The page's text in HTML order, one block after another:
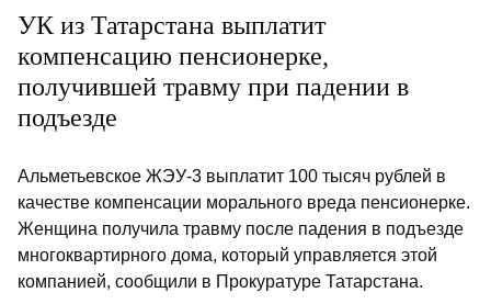
УК из Татарстана выплатит
компенсацию пенсионерке,
получившей травму при падении в
подъезде
Альметьевское ЖЭУ-3 выплатит 100 тысяч рублей в
качестве компенсации морального вреда пенсионерке.
Женщина получила травму после падения в подъезде
многоквартирного дома, который управляется этой
компанией, сообщили в Прокуратуре Татарстана.